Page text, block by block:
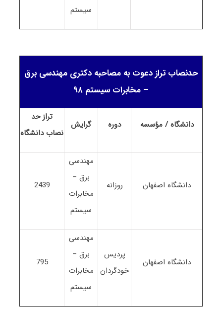
سیستم
حدنصاب تراز دعوت به مصاحبه دکتری مهندسی برق
– مخابرات سیستم ۹۸
دانشگاه / مؤسسه دوره گرایش
تراز حد
نصاب دانشگاه
دانشگاه اصفهان روزانه
مهندسی
برق –
مخابرات
سیستم
2439
دانشگاه اصفهان
پردیس
خودگردان
مهندسی
برق –
مخابرات
سیستم
795